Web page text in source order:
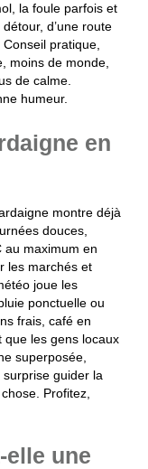
la foule parfois et
d’une route
pratique,
moins de monde,
de calme.
humeur.
en
montre déjà
douces,
au maximum en
les marchés et
joue les
ponctuelle ou
frais, café en
que les gens locaux
superposée,
guider la
Profitez,
elle une